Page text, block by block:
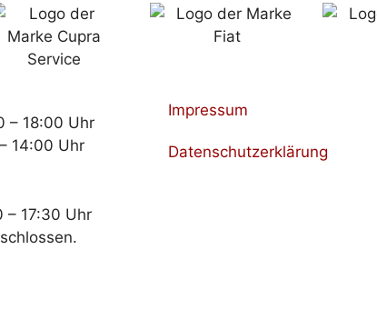
– 18:00 Uhr
14:00 Uhr
– 17:30 Uhr
Impressum
Datenschutzerklärung